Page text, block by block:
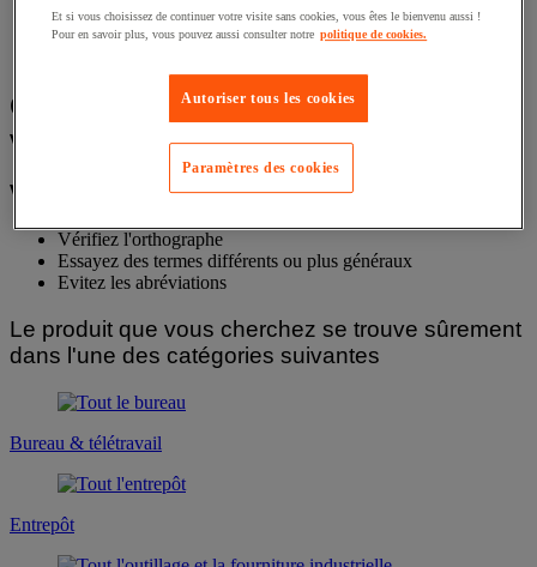
Accueil
Oups !
Aucun résultat ne correspond à
votre recherche Image Son Sanyo
Voici quelques astuces :
Vérifiez l'orthographe
Essayez des termes différents ou plus généraux
Evitez les abréviations
Le produit que vous cherchez se trouve sûrement
dans l'une des catégories suivantes
Bureau & télétravail
Entrepôt
Et si vous choisissez de continuer votre visite sans cookies, vous êtes le bienvenu aussi !
Pour en savoir plus, vous pouvez aussi consulter notre politique de cookies.
Autoriser tous les cookies
Paramètres des cookies